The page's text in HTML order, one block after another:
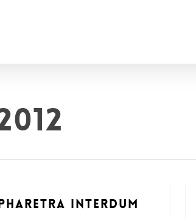
interdum